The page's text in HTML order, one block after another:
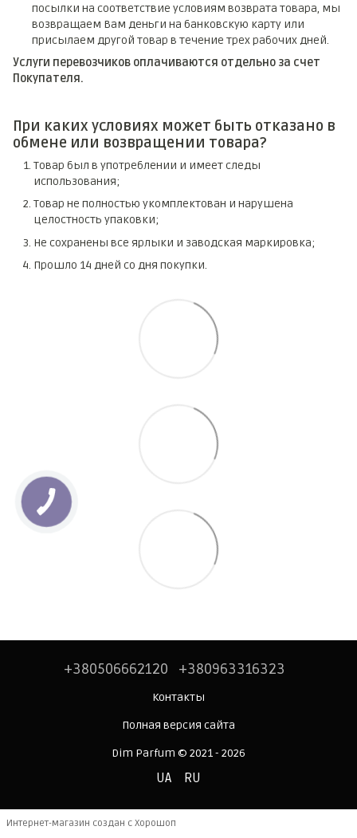
посылки на соответствие условиям возврата товара, мы
возвращаем Вам деньги на банковскую карту или
присылаем другой товар в течение трех рабочих дней.
Услуги перевозчиков оплачиваются отдельно за счет
Покупателя.
При каких условиях может быть отказано в
обмене или возвращении товара?
Товар был в употреблении и имеет следы
использования;
Товар не полностью укомплектован и нарушена
целостность упаковки;
Не сохранены все ярлыки и заводская маркировка;
Прошло 14 дней со дня покупки.
+380506662120 +380963316323
Контакты
Полная версия сайта
Dim Parfum © 2021 - 2026
UA RU
Интернет-магазин создан с Хорошоп